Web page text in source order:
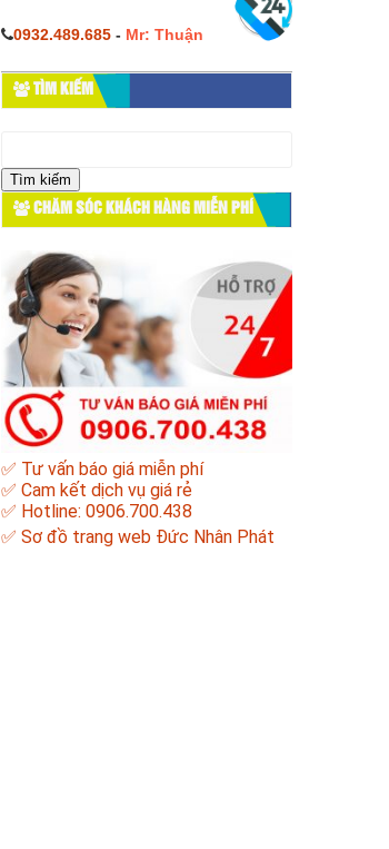
0932.489.685- Mr: Thuận
TÌM KIẾM
cho:
CHĂM SÓC KHÁCH HÀNG MIỄN PHÍ
✅ Tư vấn báo giá miễn phí
✅ Cam kết dịch vụ giá rẻ
✅ Hotline: 0906.700.438
✅ Sơ đồ trang web Đức Nhân Phát